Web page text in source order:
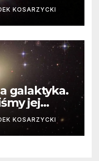
KOSARZYCKI
galaktyka.
jej
KOSARZYCKI